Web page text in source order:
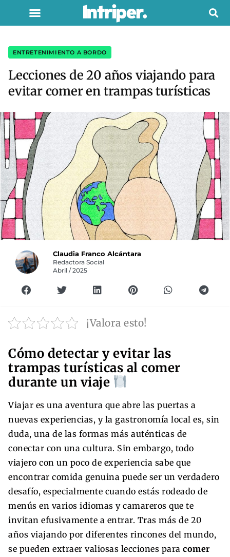
ENTRETENIMIENTO A BORDO
Lecciones de 20 años viajando para
evitar comer en trampas turísticas
Claudia Franco Alcántara
Redactora Social
Abril / 2025
¡Valora esto!
Cómo detectar y evitar las
trampas turísticas al comer
durante un viaje
Viajar es una aventura que abre las puertas a
nuevas experiencias, y la gastronomía local es, sin
duda, una de las formas más auténticas de
conectar con una cultura. Sin embargo, todo
viajero con un poco de experiencia sabe que
encontrar comida genuina puede ser un verdadero
desafío, especialmente cuando estás rodeado de
menús en varios idiomas y camareros que te
invitan efusivamente a entrar. Tras más de 20
años viajando por diferentes rincones del mundo,
se pueden extraer valiosas lecciones para comer